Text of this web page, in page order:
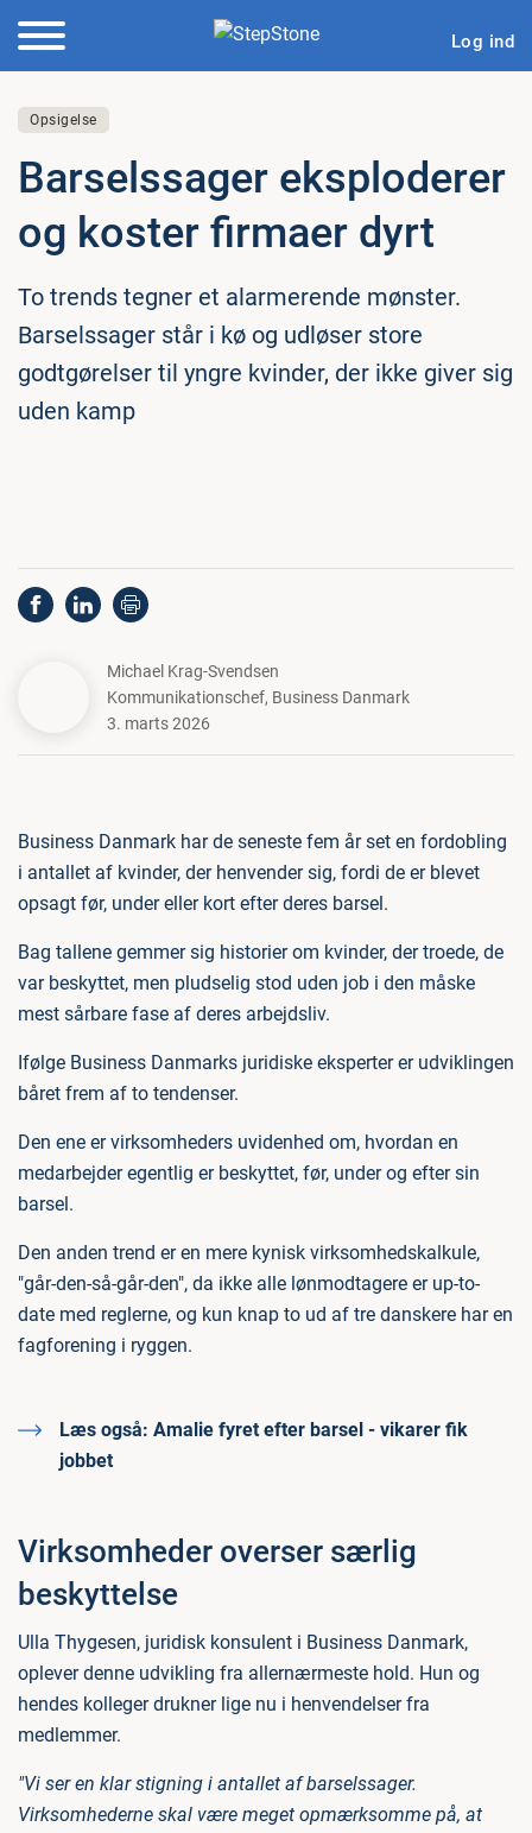
Log ind
Opsigelse
Bar­sels­sa­ger eks­plo­de­rer
og koster firmaer dyrt
To trends tegner et alarmerende mønster.
Barselssager står i kø og udløser store
godtgørelser til yngre kvinder, der ikke giver sig
uden kamp
Michael Krag-Svendsen
Kommunikationschef, Business Danmark
3. marts 2026
Business Danmark har de seneste fem år set en fordobling
i antallet af kvinder, der henvender sig, fordi de er blevet
opsagt før, under eller kort efter deres barsel.
Bag tallene gemmer sig historier om kvinder, der troede, de
var beskyttet, men pludselig stod uden job i den måske
mest sårbare fase af deres arbejdsliv.
Ifølge Business Danmarks juridiske eksperter er udviklingen
båret frem af to tendenser.
Den ene er virksomheders uvidenhed om, hvordan en
medarbejder egentlig er beskyttet, før, under og efter sin
barsel.
Den anden trend er en mere kynisk virksomhedskalkule,
"går-den-så-går-den", da ikke alle lønmodtagere er up-to-
date med reglerne, og kun knap to ud af tre danskere har en
fagforening i ryggen.
Læs også: Amalie fyret efter barsel - vikarer fik
jobbet
Virksomheder overser særlig
beskyttelse
Ulla Thygesen, juridisk konsulent i Business Danmark,
oplever denne udvikling fra allernærmeste hold. Hun og
hendes kolleger drukner lige nu i henvendelser fra
medlemmer.
"Vi ser en klar stigning i antallet af barselssager.
Virksomhederne skal være meget opmærksomme på, at